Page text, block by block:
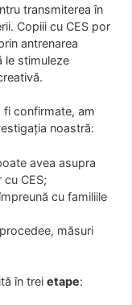
transmiterea în
Copiii cu CES por
antrenarea
le stimuleze
fi confirmate, am
noastră:
avea asupra
CES;
cu familiile
măsuri
în trei etape: